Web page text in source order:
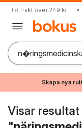
Fri frakt över 249 kr •
Skapa nya
Visar resultat